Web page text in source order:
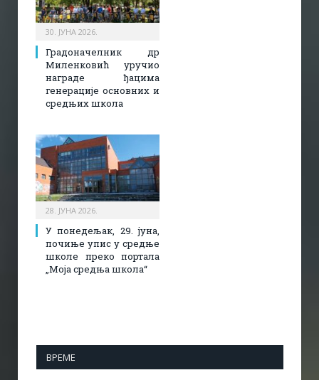
30. ЈУНА 2026.
Градоначелник др
Миленковић уручио
награде ђацима
генерације основних и
средњих школа
28. ЈУНА 2026.
У понедељак, 29. јуна,
почиње упис у средње
школе преко портала
„Моја средња школа“
ВРЕМЕ